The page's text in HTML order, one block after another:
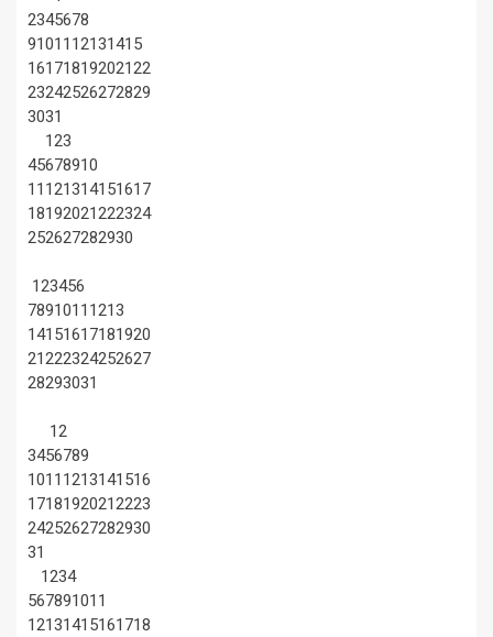
2345678
91011 12131415
16171819202122
23242526272829
3031
123
45678910
11 121314151617
18192021222324
252627282930
123456
7891011 1213
14151617181920
21222324252627
28293031
12
3456789
1011 1213141516
17181920212223
24252627282930
31
1234
567891011
12131415161718